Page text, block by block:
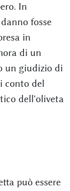
In
fosse
in
di un
un giudizio di
conto del
dell'oliveta
può essere